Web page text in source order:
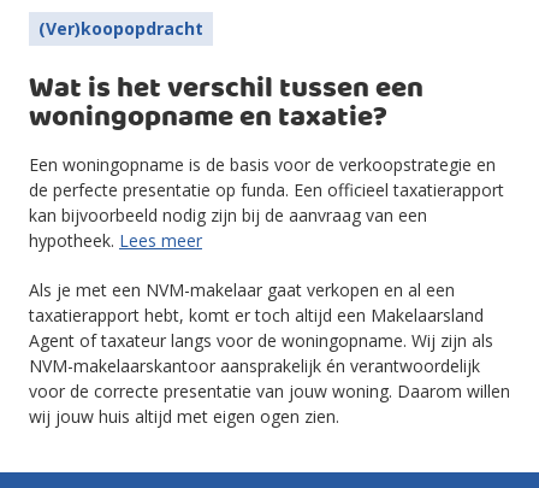
(Ver)koopopdracht
Wat is het verschil tussen een
woningopname en taxatie?
Een woningopname is de basis voor de verkoopstrategie en
de perfecte presentatie op funda. Een officieel taxatierapport
kan bijvoorbeeld nodig zijn bij de aanvraag van een
hypotheek. Lees meer
Als je met een NVM-makelaar gaat verkopen en al een
taxatierapport hebt, komt er toch altijd een Makelaarsland
Agent of taxateur langs voor de woningopname. Wij zijn als
NVM-makelaarskantoor aansprakelijk én verantwoordelijk
voor de correcte presentatie van jouw woning. Daarom willen
wij jouw huis altijd met eigen ogen zien.